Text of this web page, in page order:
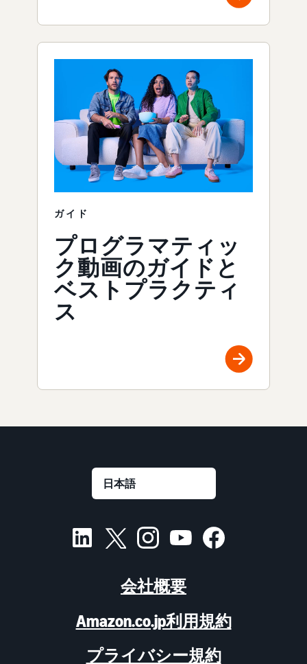
ガイド
プログラマティッ
ク動画のガイドと
ベストプラクティ
ス
会社概要
Amazon.co.jp利用規約
プライバシー規約